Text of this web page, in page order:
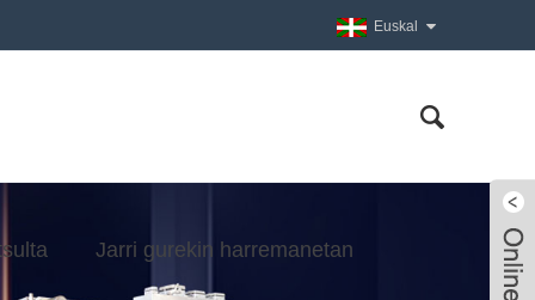
Euskal
Jarri gurekin harremanetan